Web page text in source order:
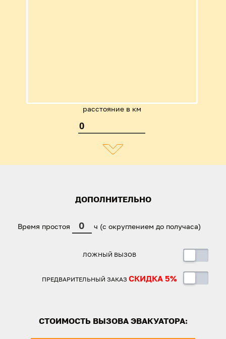
расстояние в км
ДОПОЛНИТЕЛЬНО
Время простоя ч (с округлением до получаса)
ЛОЖНЫЙ ВЫЗОВ
ПРЕДВАРИТЕЛЬНЫЙ ЗАКАЗ СКИДКА 5%
СТОИМОСТЬ ВЫЗОВА ЭВАКУАТОРА: